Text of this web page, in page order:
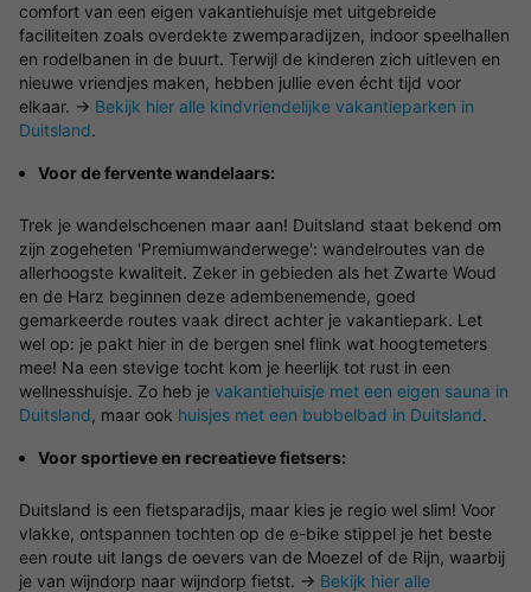
comfort van een eigen vakantiehuisje met uitgebreide
faciliteiten zoals overdekte zwemparadijzen, indoor speelhallen
en rodelbanen in de buurt. Terwijl de kinderen zich uitleven en
nieuwe vriendjes maken, hebben jullie even écht tijd voor
elkaar. → Bekijk hier alle kindvriendelijke vakantieparken in
Duitsland.
Voor de fervente wandelaars:
Trek je wandelschoenen maar aan! Duitsland staat bekend om
zijn zogeheten 'Premiumwanderwege': wandelroutes van de
allerhoogste kwaliteit. Zeker in gebieden als het Zwarte Woud
en de Harz beginnen deze adembenemende, goed
gemarkeerde routes vaak direct achter je vakantiepark. Let
wel op: je pakt hier in de bergen snel flink wat hoogtemeters
mee! Na een stevige tocht kom je heerlijk tot rust in een
wellnesshuisje. Zo heb je vakantiehuisje met een eigen sauna in
Duitsland, maar ook huisjes met een bubbelbad in Duitsland.
Voor sportieve en recreatieve fietsers:
Duitsland is een fietsparadijs, maar kies je regio wel slim! Voor
vlakke, ontspannen tochten op de e-bike stippel je het beste
een route uit langs de oevers van de Moezel of de Rijn, waarbij
je van wijndorp naar wijndorp fietst. → Bekijk hier alle